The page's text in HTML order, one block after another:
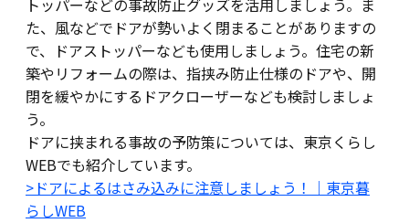
トッパーなどの事故防止グッズを活用しましょう。ま
た、風などでドアが勢いよく閉まることがありますの
で、ドアストッパーなども使用しましょう。住宅の新
築やリフォームの際は、指挟み防止仕様のドアや、開
閉を緩やかにするドアクローザーなども検討しましょ
う。
ドアに挟まれる事故の予防策については、東京くらし
WEBでも紹介しています。
>ドアによるはさみ込みに注意しましょう！｜東京暮
らしWEB